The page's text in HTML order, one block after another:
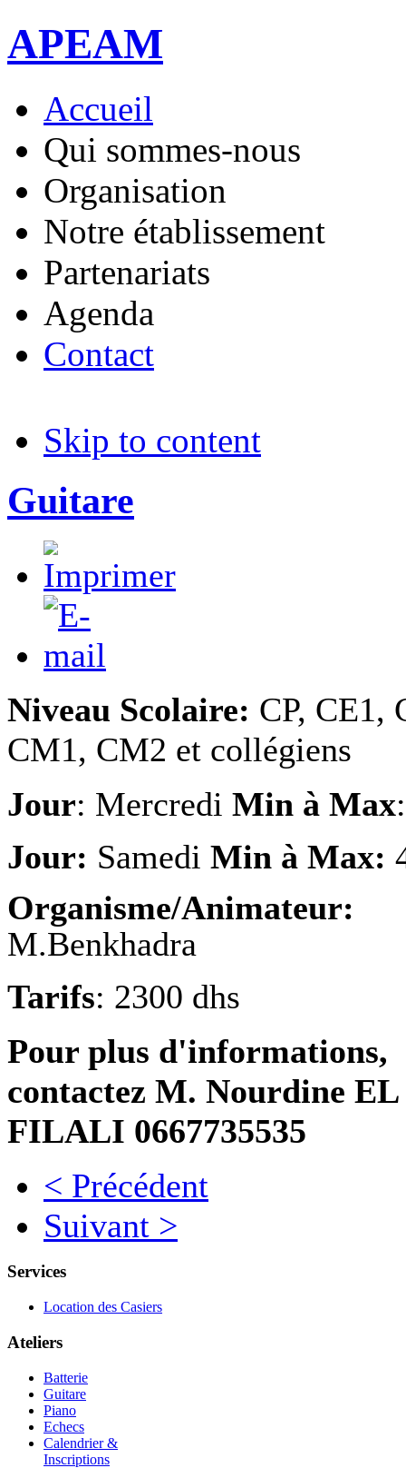
APEAM
Accueil
Qui sommes-nous
Organisation
Notre établissement
Partenariats
Agenda
Contact
Skip to content
Guitare
Niveau Scolaire: CP, CE1,
CM1, CM2 et collégiens
Jour: Mercredi Min à Max
Jour: Samedi Min à Max:
Organisme/Animateur:
M.Benkhadra
Tarifs: 2300 dhs
Pour plus d'informations,
contactez M. Nourdine EL
FILALI 0667735535
< Précédent
Suivant >
Services
Location des Casiers
Ateliers
Batterie
Guitare
Piano
Echecs
Calendrier &
Inscriptions